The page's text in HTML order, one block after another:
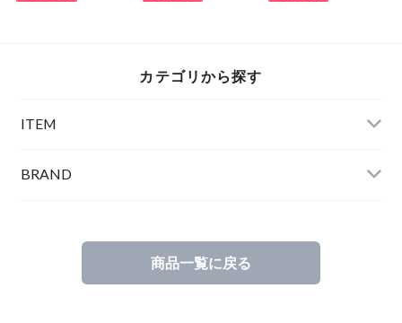
カテゴリから探す
ITEM
BRAND
商品一覧に戻る